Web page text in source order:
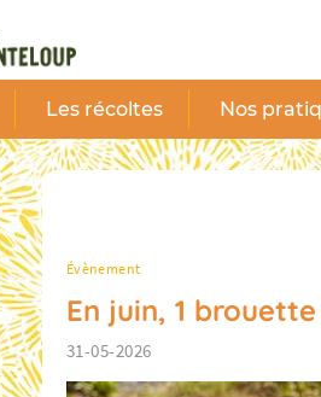
Les récoltes Nos
Évènement
En juin, 1
31-05-2026